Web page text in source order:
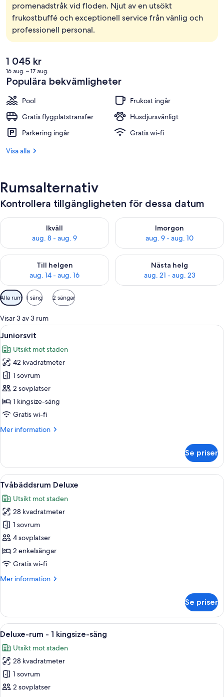
Utomhuspool, parasoller och solstolar
promenadstråk vid floden. Njut av en utsökt
frukostbuffé och exceptionell service från vänlig och
professionell personal.
Det
nuvarande
priset
är
1 045 kr
1 045 kr
16 aug. – 17 aug.
Populära bekvämligheter
Pool
Frukost ingår
Gratis flygplatstransfer
Husdjursvänligt
Parkering ingår
Gratis wi-fi
Visa alla
Rumsalternativ
Kontrollera tillgängligheten för dessa datum
Ikväll
aug. 8 - aug. 9
Kontrollera tillgängligheten för ikväll aug. 8 - aug. 9
Imorgon
aug. 9 - aug. 10
Kontrollera tillgängligheten
Till helgen
aug. 14 - aug. 16
Kontrollera tillgängligheten för den här helgen aug. 14 - aug.
Nästa helg
aug. 21 - aug. 23
Kontrollera tillgängligheten
Tillgängliga
filter
för
rum
Alla rum 1 säng 2 sängar
Visar 3 av 3 rum
Öppna
alla
foton
för
Juniorsvit
Ett hotellrum med en säng, ett
3
Juniorsvit
Utsikt mot staden
42 kvadratmeter
1 sovrum
2 sovplatser
1 kingsize-säng
Gratis wi-fi
Mer information
Mer
Se priser
Öppna
alla
foton
för
Tvåbäddsrum
Deluxe
Ett hotellrum med två sängar, ett
6
Tvåbäddsrum Deluxe
Utsikt mot staden
28 kvadratmeter
1 sovrum
4 sovplatser
2 enkelsängar
Gratis wi-fi
Mer information
Mer
Deluxe
Se priser
Öppna
alla
foton
för
Deluxe-
rum
Ett modernt hotellrum med en stor
7
Deluxe-rum - 1 kingsize-säng
Utsikt mot staden
28 kvadratmeter
1 sovrum
2 sovplatser